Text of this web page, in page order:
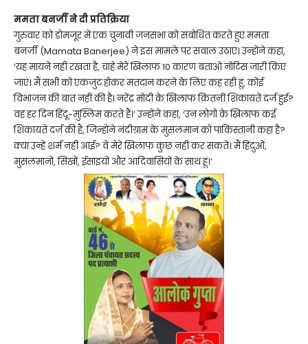
ममता बनर्जी ने दी प्रतिक्रिया
गुरुवार को डोमजूर में एक चुनावी जनसभा को संबोधित करते हुए ममता
बनर्जी (Mamata Banerjee) ने इस मामले पर सवाल उठाए। उन्होंने कहा,
‘यह मायने नहीं रखता है, चाहे मेरे खिलाफ 10 कारण बताओ नोटिस जारी किए
जाएं। मैं सभी को एकजुट होकर मतदान करने के लिए कह रही हूं, कोई
विभाजन की बात नहीं की है। नरेंद्र मोदी के खिलाफ कितनी शिकायतें दर्ज हुई?
वह हर दिन हिंदू-मुस्लिम करते हैं।’ उन्होंने कहा, ‘उन लोगों के खिलाफ कई
शिकायतें दर्ज की हैं, जिन्होंने नंदीग्राम के मुसलमान को पाकिस्तानी कहा है?
क्या उन्हें शर्म नहीं आई? वे मेरे खिलाफ कुछ नहीं कर सकते। मैं हिंदुओं,
मुसलमानों, सिखों, ईसाइयों और आदिवासियों के साथ हूं।’